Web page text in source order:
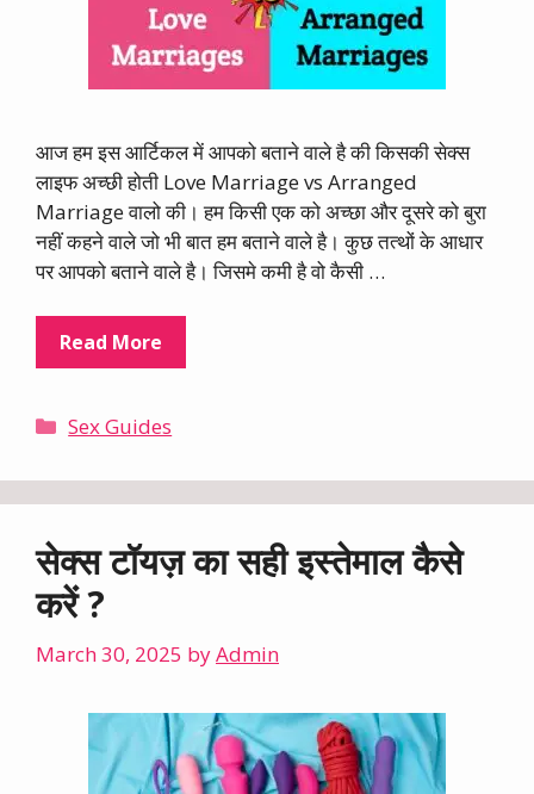
आज हम इस आर्टिकल में आपको बताने वाले है की किसकी सेक्स
लाइफ अच्छी होती Love Marriage vs Arranged
Marriage वालो की। हम किसी एक को अच्छा और दूसरे को बुरा
नहीं कहने वाले जो भी बात हम बताने वाले है। कुछ तत्थों के आधार
पर आपको बताने वाले है। जिसमे कमी है वो कैसी …
Read More
Categories
Sex Guides
सेक्स टॉयज़ का सही इस्तेमाल कैसे
करें ?
March 30, 2025 byAdmin